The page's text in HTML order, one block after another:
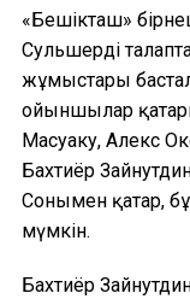
«Бешікташ»
Сульшердің
жұмыстары
ойыншылар
Масуаку, Алекс
Бахтиёр
Сонымен қатар,
мүмкін.
Бахтиёр